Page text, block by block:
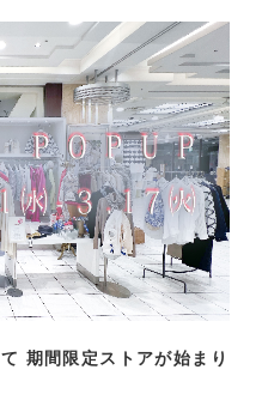
期間限定ストアが始まり